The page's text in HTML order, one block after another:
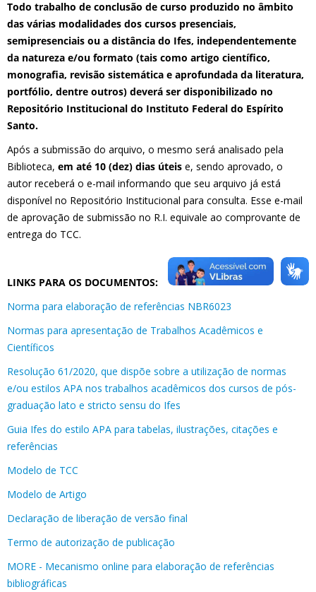
Todo trabalho de conclusão de curso produzido no âmbito
das várias modalidades dos cursos presenciais,
semipresenciais ou a distância do Ifes, independentemente
da natureza e/ou formato (tais como artigo científico,
monografia, revisão sistemática e aprofundada da literatura,
portfólio, dentre outros) deverá ser disponibilizado no
Repositório Institucional do Instituto Federal do Espírito
Santo.
Após a submissão do arquivo, o mesmo será analisado pela
Biblioteca, em até 10 (dez) dias úteis e, sendo aprovado, o
autor receberá o e-mail informando que seu arquivo já está
disponível no Repositório Institucional para consulta. Esse e-mail
de aprovação de submissão no R.I. equivale ao comprovante de
entrega do TCC.
LINKS PARA OS DOCUMENTOS:
Norma para elaboração de referências NBR6023
Normas para apresentação de Trabalhos Acadêmicos e
Científicos
Resolução 61/2020, que dispõe sobre a utilização de normas
e/ou estilos APA nos trabalhos acadêmicos dos cursos de pós-
graduação lato e stricto sensu do Ifes
Guia Ifes do estilo APA para tabelas, ilustrações, citações e
referências
Modelo de TCC
Modelo de Artigo
Declaração de liberação de versão final
Termo de autorização de publicação
MORE - Mecanismo online para elaboração de referências
bibliográficas